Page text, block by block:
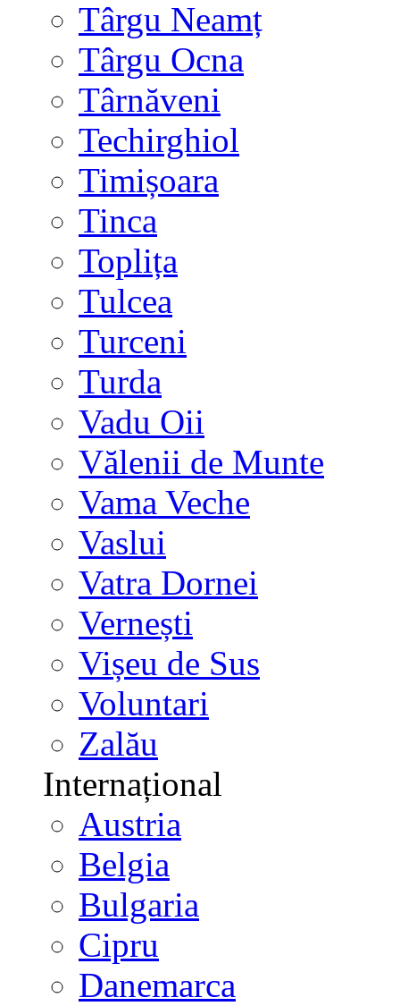
Târgu Neamț
Târgu Ocna
Târnăveni
Techirghiol
Timișoara
Tinca
Toplița
Tulcea
Turceni
Turda
Vadu Oii
Vălenii de Munte
Vama Veche
Vaslui
Vatra Dornei
Vernești
Vișeu de Sus
Voluntari
Zalău
Internațional
Austria
Belgia
Bulgaria
Cipru
Danemarca